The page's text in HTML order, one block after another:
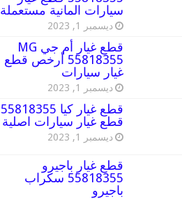
سيارات المانية مستعملة
ديسمبر 1, 2023
قطع غيار أم جي MG
55818355 أرخص قطع
غيار سيارات
ديسمبر 1, 2023
قطع غيار كيا 55818355
قطع غيار سيارات اصلية
ديسمبر 1, 2023
قطع غيار باجيرو
55818355 سكراب
باجيرو